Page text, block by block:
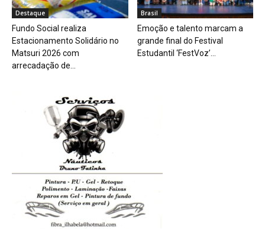
Destaque
Fundo Social realiza
Estacionamento Solidário no
Matsuri 2026 com
arrecadação de...
Brasil
Emoção e talento marcam a
grande final do Festival
Estudantil ‘FestVoz’...